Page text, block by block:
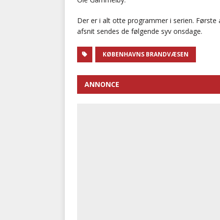
Der er i alt otte programmer i serien. Første
afsnit sendes de følgende syv onsdage.
KØBENHAVNS BRANDVÆSEN
ANNONCE